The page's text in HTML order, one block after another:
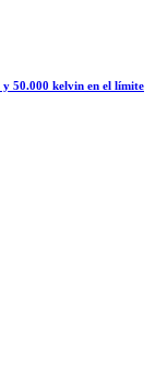
y 50.000 kelvin en el límite